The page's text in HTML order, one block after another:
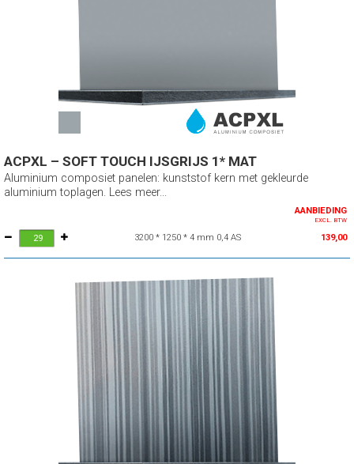
ACPXL – SOFT TOUCH IJSGRIJS 1* MAT
Aluminium composiet panelen: kunststof kern met gekleurde
aluminium toplagen. Lees meer...
AANBIEDING
EXCL. BTW
3200 * 1250 * 4 mm 0,4 AS 139,00